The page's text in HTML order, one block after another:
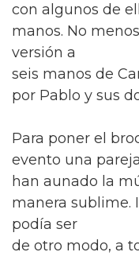
con algunos de
manos. No
versión a
seis manos de
por Pablo y sus
Para poner el
evento una
han aunado la
manera sublime.
podía ser
de otro modo, a